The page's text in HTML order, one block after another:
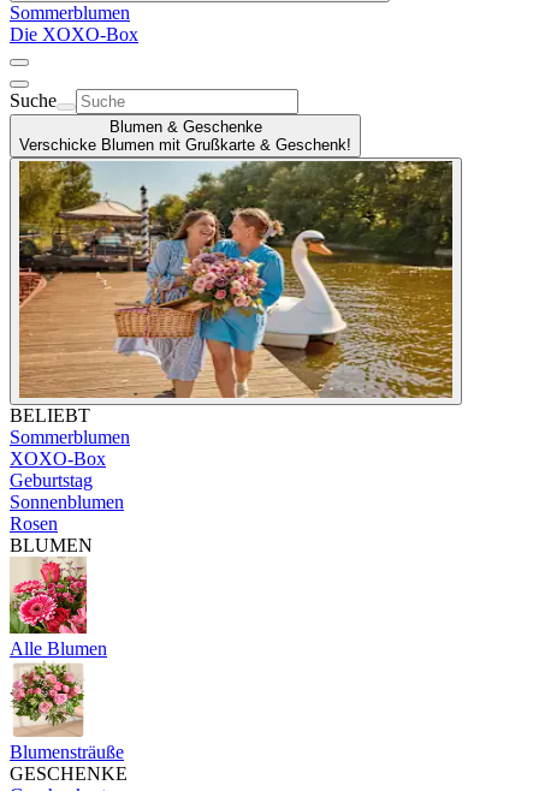
Sommerblumen
Die XOXO-Box
Suche
Blumen & Geschenke
Verschicke Blumen mit Grußkarte & Geschenk!
BELIEBT
Sommerblumen
XOXO-Box
Geburtstag
Sonnenblumen
Rosen
BLUMEN
Alle Blumen
Blumensträuße
GESCHENKE